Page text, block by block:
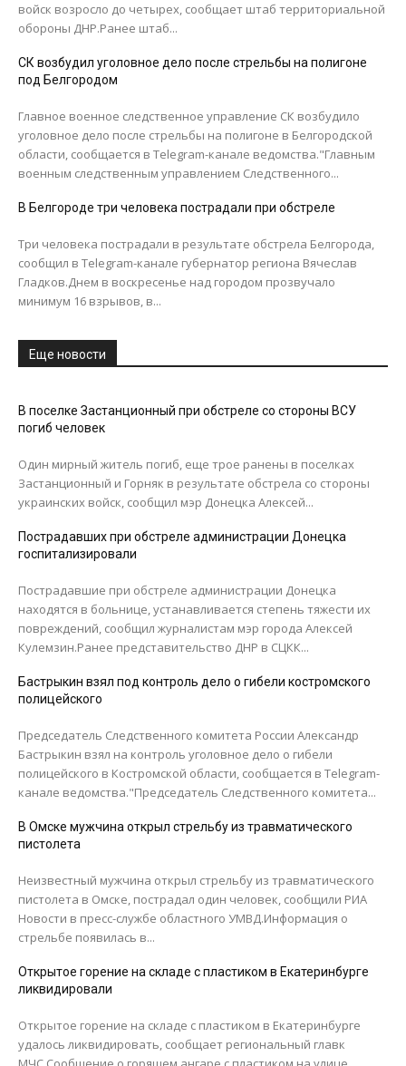
войск возросло до четырех, сообщает штаб территориальной
обороны ДНР.Ранее штаб...
СК возбудил уголовное дело после стрельбы на полигоне
под Белгородом
Главное военное следственное управление СК возбудило
уголовное дело после стрельбы на полигоне в Белгородской
области, сообщается в Telegram-канале ведомства."Главным
военным следственным управлением Следственного...
В Белгороде три человека пострадали при обстреле
Три человека пострадали в результате обстрела Белгорода,
сообщил в Telegram-канале губернатор региона Вячеслав
Гладков.Днем в воскресенье над городом прозвучало
минимум 16 взрывов, в...
Еще новости
В поселке Застанционный при обстреле со стороны ВСУ
погиб человек
Один мирный житель погиб, еще трое ранены в поселках
Застанционный и Горняк в результате обстрела со стороны
украинских войск, сообщил мэр Донецка Алексей...
Пострадавших при обстреле администрации Донецка
госпитализировали
Пострадавшие при обстреле администрации Донецка
находятся в больнице, устанавливается степень тяжести их
повреждений, сообщил журналистам мэр города Алексей
Кулемзин.Ранее представительство ДНР в СЦКК...
Бастрыкин взял под контроль дело о гибели костромского
полицейского
Председатель Следственного комитета России Александр
Бастрыкин взял на контроль уголовное дело о гибели
полицейского в Костромской области, сообщается в Telegram-
канале ведомства."Председатель Следственного комитета...
В Омске мужчина открыл стрельбу из травматического
пистолета
Неизвестный мужчина открыл стрельбу из травматического
пистолета в Омске, пострадал один человек, сообщили РИА
Новости в пресс-службе областного УМВД.Информация о
стрельбе появилась в...
Открытое горение на складе с пластиком в Екатеринбурге
ликвидировали
Открытое горение на складе с пластиком в Екатеринбурге
удалось ликвидировать, сообщает региональный главк